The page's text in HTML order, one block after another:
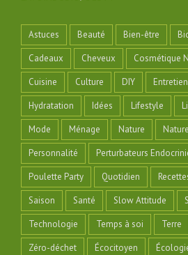
Astuces Beauté Bien-être
Cadeaux
Cheveux Cosmétique
Cuisine
Culture DIY
Hydratation
Idées Lifestyle
Mode
Ménage Nature
Personnalité
Perturbateurs
Poulette Party
Quotidien
Saison
Santé Slow Attitude
Technologie
Temps à soi Terre
Zéro-déchet
Écocitoyen